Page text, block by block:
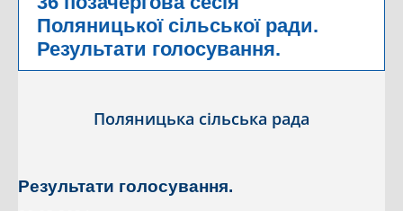
Поляницької сільської ради.
Результати голосування.
Поляницька сільська рада
Результати голосування.